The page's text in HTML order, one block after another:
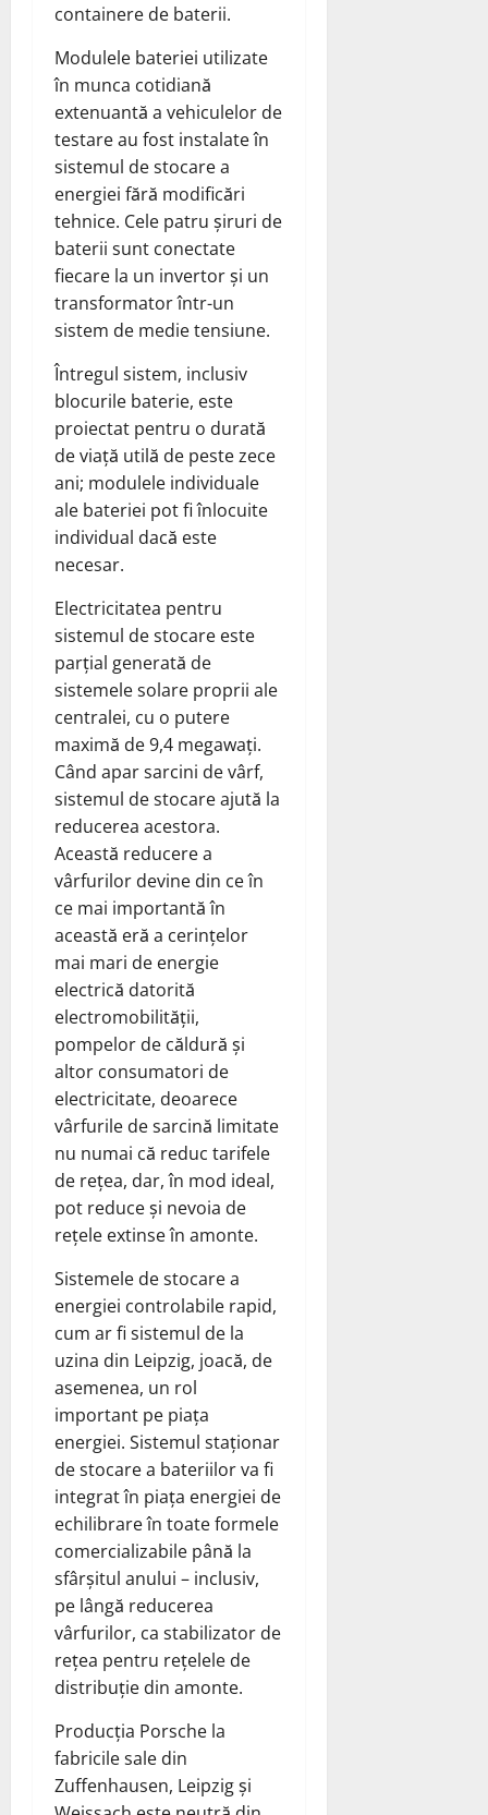
containere de baterii.
Modulele bateriei utilizate
în munca cotidiană
extenuantă a vehiculelor de
testare au fost instalate în
sistemul de stocare a
energiei fără modificări
tehnice. Cele patru șiruri de
baterii sunt conectate
fiecare la un invertor și un
transformator într-un
sistem de medie tensiune.
Întregul sistem, inclusiv
blocurile baterie, este
proiectat pentru o durată
de viață utilă de peste zece
ani; modulele individuale
ale bateriei pot fi înlocuite
individual dacă este
necesar.
Electricitatea pentru
sistemul de stocare este
parțial generată de
sistemele solare proprii ale
centralei, cu o putere
maximă de 9,4 megawați.
Când apar sarcini de vârf,
sistemul de stocare ajută la
reducerea acestora.
Această reducere a
vârfurilor devine din ce în
ce mai importantă în
această eră a cerințelor
mai mari de energie
electrică datorită
electromobilității,
pompelor de căldură și
altor consumatori de
electricitate, deoarece
vârfurile de sarcină limitate
nu numai că reduc tarifele
de rețea, dar, în mod ideal,
pot reduce și nevoia de
rețele extinse în amonte.
Sistemele de stocare a
energiei controlabile rapid,
cum ar fi sistemul de la
uzina din Leipzig, joacă, de
asemenea, un rol
important pe piața
energiei. Sistemul staționar
de stocare a bateriilor va fi
integrat în piața energiei de
echilibrare în toate formele
comercializabile până la
sfârșitul anului – inclusiv,
pe lângă reducerea
vârfurilor, ca stabilizator de
rețea pentru rețelele de
distribuție din amonte.
Producția Porsche la
fabricile sale din
Zuffenhausen, Leipzig și